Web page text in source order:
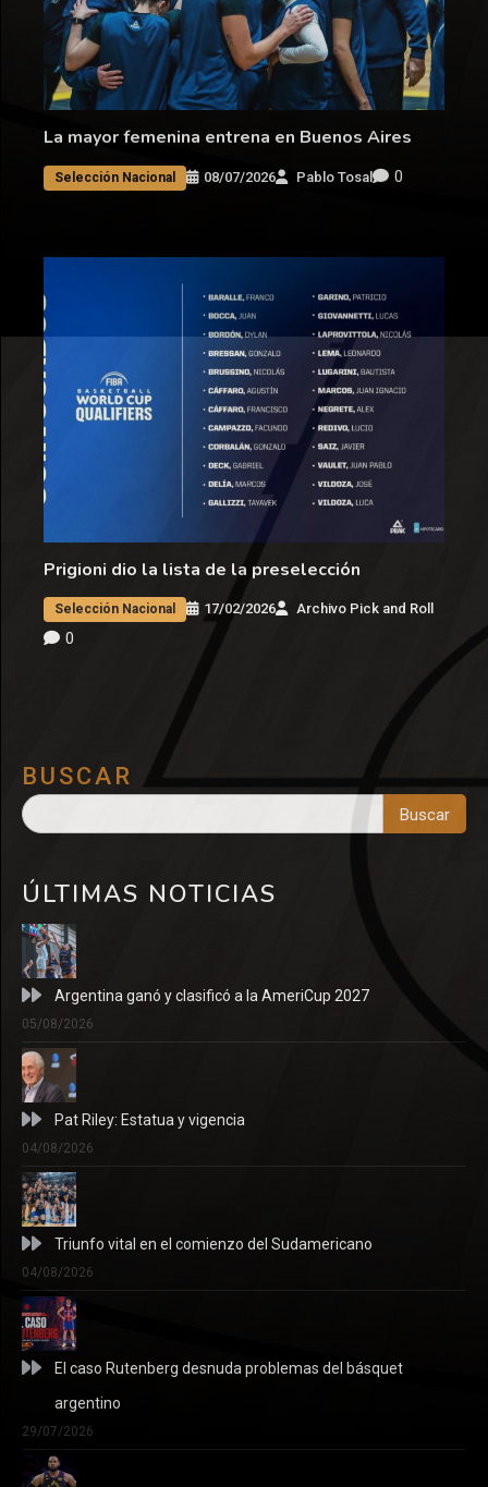
La mayor femenina entrena en Buenos Aires
Selección Nacional 08/07/2026 Pablo Tosal 0
Prigioni dio la lista de la preselección
Selección Nacional 17/02/2026 Archivo Pick and Roll
0
BUSCAR
Buscar
ÚLTIMAS NOTICIAS
Argentina ganó y clasificó a la AmeriCup 2027
05/08/2026
Pat Riley: Estatua y vigencia
04/08/2026
Triunfo vital en el comienzo del Sudamericano
04/08/2026
El caso Rutenberg desnuda problemas del básquet
argentino
29/07/2026